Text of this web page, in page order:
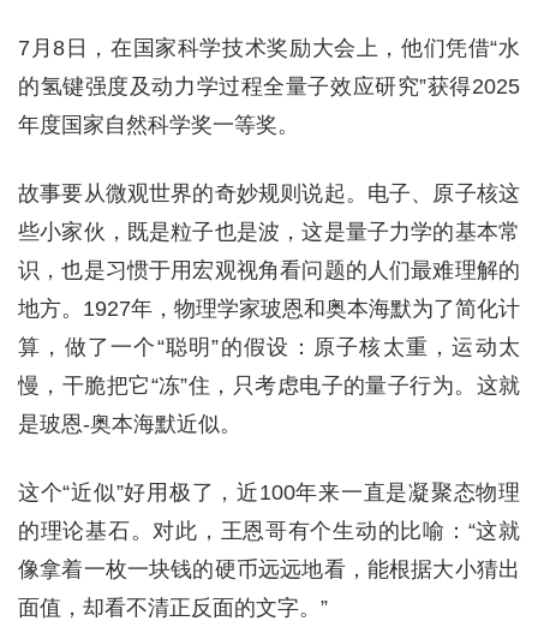
7月8日，在国家科学技术奖励大会上，他们凭借“水
的氢键强度及动力学过程全量子效应研究”获得2025
年度国家自然科学奖一等奖。
故事要从微观世界的奇妙规则说起。电子、原子核这
些小家伙，既是粒子也是波，这是量子力学的基本常
识，也是习惯于用宏观视角看问题的人们最难理解的
地方。1927年，物理学家玻恩和奥本海默为了简化计
算，做了一个“聪明”的假设：原子核太重，运动太
慢，干脆把它“冻”住，只考虑电子的量子行为。这就
是玻恩-奥本海默近似。
这个“近似”好用极了，近100年来一直是凝聚态物理
的理论基石。对此，王恩哥有个生动的比喻：“这就
像拿着一枚一块钱的硬币远远地看，能根据大小猜出
面值，却看不清正反面的文字。”